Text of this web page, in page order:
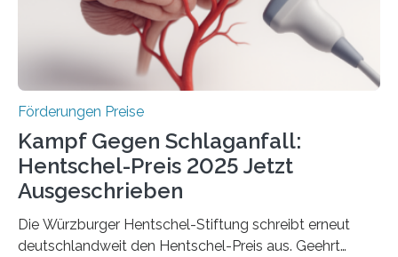
Berlin überbrachte das Bundesministerium für
Wirtschaft und Energie eine gute Nachricht:
Überplanmäßige Verpflichtungsermächtigungen in
Förderungen Preise
Kampf Gegen Schlaganfall:
Hentschel-Preis 2025 Jetzt
Ausgeschrieben
Die Würzburger Hentschel-Stiftung schreibt erneut
deutschlandweit den Hentschel-Preis aus. Geehrt